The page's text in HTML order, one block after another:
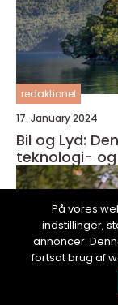
redaktionel
17. January 2024
Bil og Lyd:
teknologi-
På vores
indstillinger,
annoncer.
fortsat brug af